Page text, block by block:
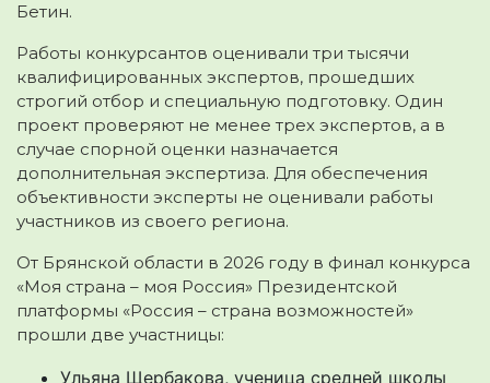
Бетин.
Работы конкурсантов оценивали три тысячи
квалифицированных экспертов, прошедших
строгий отбор и специальную подготовку. Один
проект проверяют не менее трех экспертов, а в
случае спорной оценки назначается
дополнительная экспертиза. Для обеспечения
объективности эксперты не оценивали работы
участников из своего региона.
От Брянской области в 2026 году в финал конкурса
«Моя страна – моя Россия» Президентской
платформы «Россия – страна возможностей»
прошли две участницы:
Ульяна Щербакова, ученица средней школы